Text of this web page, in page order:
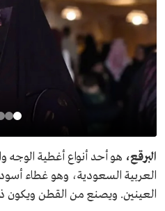
البرقع، هو أحد أنواع أغطية الوجه
العربية السعودية، وهو غطاء
العينين. ويصنع من القطن ويكون